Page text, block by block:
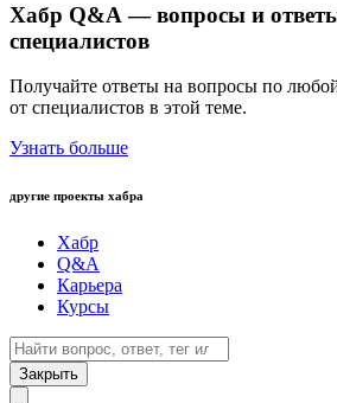
Хабр Q&A — вопросы и
специалистов
Получайте ответы на вопросы по
от специалистов в этой теме.
Узнать больше
другие проекты хабра
Хабр
Q&A
Карьера
Курсы
Закрыть